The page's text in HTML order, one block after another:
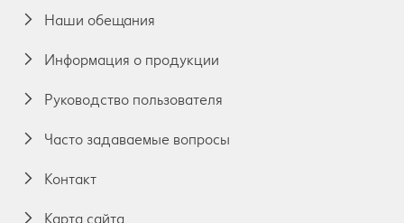
Наши обещания
Информация о продукции
Руководство пользователя
Часто задаваемые вопросы
Контакт
Карта сайта